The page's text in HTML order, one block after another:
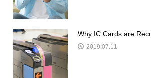
Why IC Cards are
2019.07.11